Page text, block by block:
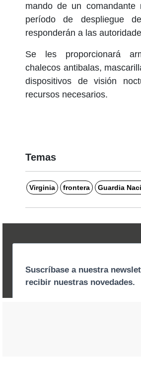
mando de un comandante
período de despliegue
responderán a las
Se les proporcionará
chalecos antibalas,
dispositivos de visión
recursos necesarios.
Temas
Virginia frontera Guardia